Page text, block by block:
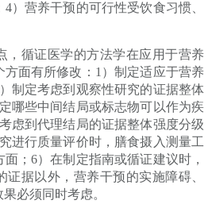
）营养干预的可行性受饮食习惯、
，循证医学的方法学在应用于营养
面有所修改：1）制定适应于营养
制定考虑到观察性研究的证据整体
哪些中间结局或标志物可以作为疾
虑到代理结局的证据整体强度分级
进行质量评价时，膳食摄入测量工
；6）在制定指南或循证建议时，
证据以外，营养干预的实施障碍、
必须同时考虑。